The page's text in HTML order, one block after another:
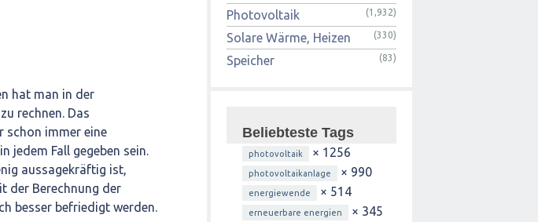
hat man in der
rechnen. Das
schon immer eine
jedem Fall gegeben sein.
aussagekräftig ist,
der Berechnung der
besser befriedigt werden.
Photovoltaik (1,932)
Solare Wärme, Heizen (330)
Speicher (83)
Beliebteste Tags
photovoltaik × 1256
photovoltaikanlage × 990
energiewende × 514
erneuerbare energien × 345